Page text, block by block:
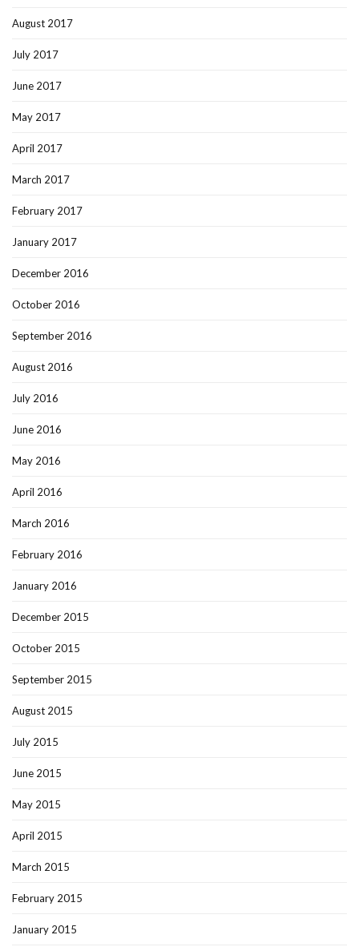
August 2017
July 2017
June 2017
May 2017
April 2017
March 2017
February 2017
January 2017
December 2016
October 2016
September 2016
August 2016
July 2016
June 2016
May 2016
April 2016
March 2016
February 2016
January 2016
December 2015
October 2015
September 2015
August 2015
July 2015
June 2015
May 2015
April 2015
March 2015
February 2015
January 2015